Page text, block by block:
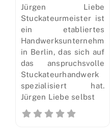
Jürgen Liebe
Stuckateurmeister ist
ein etabliertes
Handwerksunternehmen
in Berlin, das sich auf
das anspruchsvolle
Stuckateurhandwerk
spezialisiert hat.
Jürgen Liebe selbst